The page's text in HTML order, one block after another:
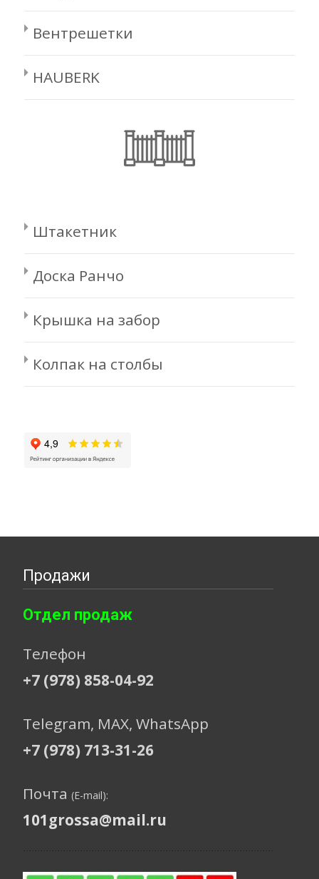
Вентрешетки
HAUBERK
Штакетник
Доска Ранчо
Крышка на забор
Колпак на столбы
Продажи
Отдел продаж
Телефон
+7 (978) 858-04-92
Telegram, МАХ, WhatsApp
+7 (978) 713-31-26
Почта (E-mail):
101grossa@mail.ru